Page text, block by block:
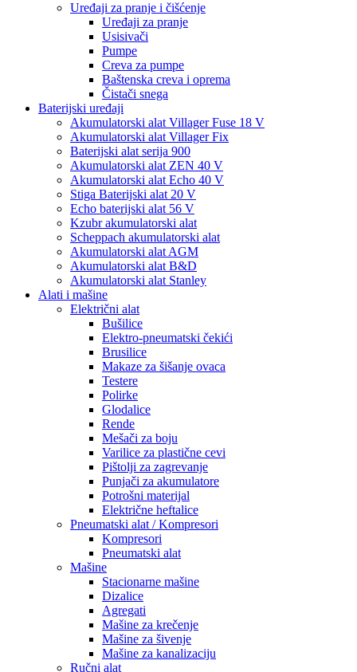
Uređaji za pranje i čišćenje
Uređaji za pranje
Usisivači
Pumpe
Creva za pumpe
Baštenska creva i oprema
Čistači snega
Baterijski uređaji
Akumulatorski alat Villager Fuse 18 V
Akumulatorski alat Villager Fix
Baterijski alat serija 900
Akumulatorski alat ZEN 40 V
Akumulatorski alat Echo 40 V
Stiga Baterijski alat 20 V
Echo baterijski alat 56 V
Kzubr akumulatorski alat
Scheppach akumulatorski alat
Akumulatorski alat AGM
Akumulatorski alat B&D
Akumulatorski alat Stanley
Alati i mašine
Električni alat
Bušilice
Elektro-pneumatski čekići
Brusilice
Makaze za šišanje ovaca
Testere
Polirke
Glodalice
Rende
Mešači za boju
Varilice za plastične cevi
Pištolji za zagrevanje
Punjači za akumulatore
Potrošni materijal
Električne heftalice
Pneumatski alat / Kompresori
Kompresori
Pneumatski alat
Mašine
Stacionarne mašine
Dizalice
Agregati
Mašine za krečenje
Mašine za šivenje
Mašine za kanalizaciju
Ručni alat